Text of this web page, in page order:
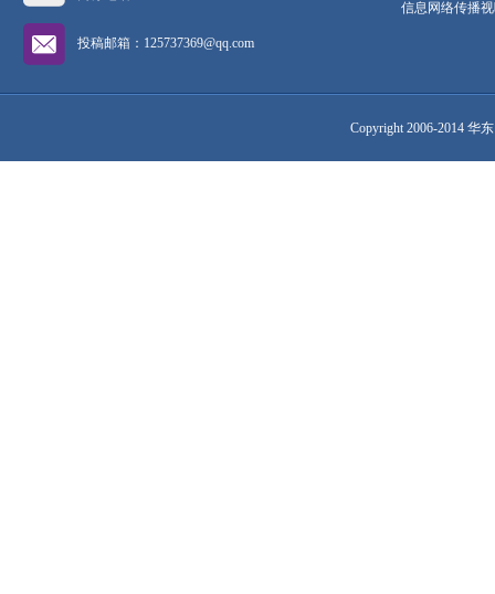
投稿邮箱：125737369@qq.com
信息网络传播
Copyright 2006-2014 华